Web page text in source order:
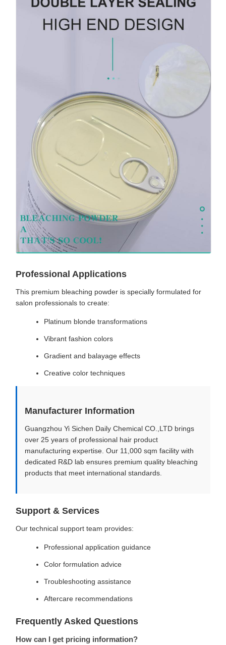
Professional Applications
This premium bleaching powder is specially formulated for
salon professionals to create:
Platinum blonde transformations
Vibrant fashion colors
Gradient and balayage effects
Creative color techniques
Manufacturer Information
Guangzhou Yi Sichen Daily Chemical CO.,LTD brings
over 25 years of professional hair product
manufacturing expertise. Our 11,000 sqm facility with
dedicated R&D lab ensures premium quality bleaching
products that meet international standards.
Support & Services
Our technical support team provides:
Professional application guidance
Color formulation advice
Troubleshooting assistance
Aftercare recommendations
Frequently Asked Questions
How can I get pricing information?